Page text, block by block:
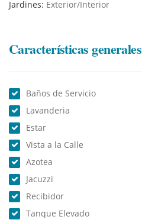
Jardines: Exterior/Interior
Características generales
Baños de Servicio
Lavanderia
Estar
Vista a la Calle
Azotea
Jacuzzi
Recibidor
Tanque Elevado